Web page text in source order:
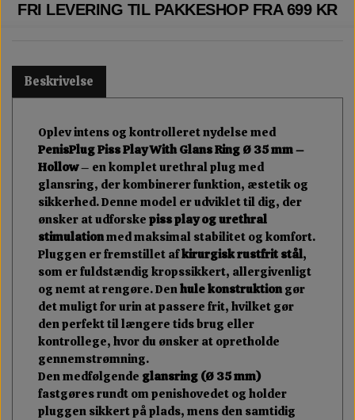
FRI LEVERING TIL PAKKESHOP FRA 699 KR
Beskrivelse
Oplev intens og kontrolleret nydelse med
PenisPlug Piss Play With Glans Ring Ø 35 mm –
Hollow– en komplet urethral plug med
glansring, der kombinerer funktion, æstetik og
sikkerhed. Denne model er udviklet til dig, der
ønsker at udforske piss play og urethral
stimulationmed maksimal stabilitet og komfort.
Pluggen er fremstillet afkirurgisk rustfrit stål,
som er fuldstændig kropssikkert, allergivenligt
og nemt at rengøre. Denhule konstruktiongør
det muligt for urin at passere frit, hvilket gør
den perfekt til længere tids brug eller
kontrollege, hvor du ønsker at opretholde
gennemstrømning.
Den medfølgende glansring (Ø 35 mm)
fastgøres rundt om penishovedet og holder
pluggen sikkert på plads, mens den samtidig